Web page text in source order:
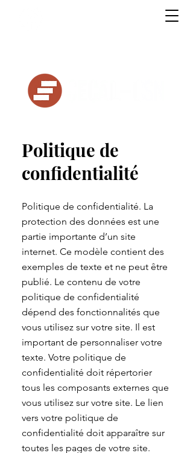
Politique de
confidentialité
Politique de confidentialité. La
protection des données est une
partie importante d’un site
internet. Ce modèle contient des
exemples de texte et ne peut être
publié. Le contenu de votre
politique de confidentialité
dépend des fonctionnalités que
vous utilisez sur votre site. Il est
important de personnaliser votre
texte. Votre politique de
confidentialité doit répertorier
tous les composants externes que
vous utilisez sur votre site. Le lien
vers votre politique de
confidentialité doit apparaître sur
toutes les pages de votre site.